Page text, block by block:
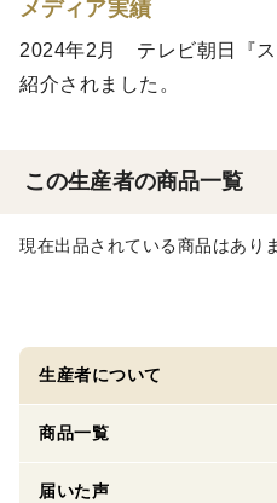
メディア実績
2024年2月 テレビ朝日『ス
紹介されました。
この生産者の商品一覧
現在出品されている商品はあり
生産者について
商品一覧
届いた声